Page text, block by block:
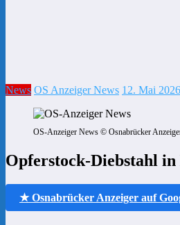
News OS Anzeiger News 12. Mai 2026
OS-Anzeiger News © Osnabrücker
Opferstock-Diebstahl
★ Osnabrücker Anzeiger auf